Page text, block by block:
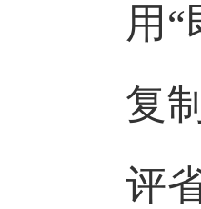
用
复
评